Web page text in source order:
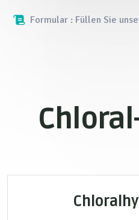
Formular : Füllen Sie